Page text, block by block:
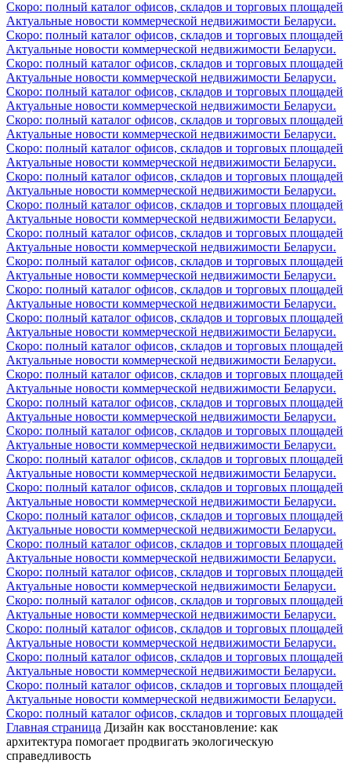
Скоро: полный каталог офисов, складов и торговых площадей
Актуальные новости коммерческой недвижимости Беларуси.
Скоро: полный каталог офисов, складов и торговых площадей
Актуальные новости коммерческой недвижимости Беларуси.
Скоро: полный каталог офисов, складов и торговых площадей
Актуальные новости коммерческой недвижимости Беларуси.
Скоро: полный каталог офисов, складов и торговых площадей
Актуальные новости коммерческой недвижимости Беларуси.
Скоро: полный каталог офисов, складов и торговых площадей
Актуальные новости коммерческой недвижимости Беларуси.
Скоро: полный каталог офисов, складов и торговых площадей
Актуальные новости коммерческой недвижимости Беларуси.
Скоро: полный каталог офисов, складов и торговых площадей
Актуальные новости коммерческой недвижимости Беларуси.
Скоро: полный каталог офисов, складов и торговых площадей
Актуальные новости коммерческой недвижимости Беларуси.
Скоро: полный каталог офисов, складов и торговых площадей
Актуальные новости коммерческой недвижимости Беларуси.
Скоро: полный каталог офисов, складов и торговых площадей
Актуальные новости коммерческой недвижимости Беларуси.
Скоро: полный каталог офисов, складов и торговых площадей
Актуальные новости коммерческой недвижимости Беларуси.
Скоро: полный каталог офисов, складов и торговых площадей
Актуальные новости коммерческой недвижимости Беларуси.
Скоро: полный каталог офисов, складов и торговых площадей
Актуальные новости коммерческой недвижимости Беларуси.
Скоро: полный каталог офисов, складов и торговых площадей
Актуальные новости коммерческой недвижимости Беларуси.
Скоро: полный каталог офисов, складов и торговых площадей
Актуальные новости коммерческой недвижимости Беларуси.
Скоро: полный каталог офисов, складов и торговых площадей
Актуальные новости коммерческой недвижимости Беларуси.
Скоро: полный каталог офисов, складов и торговых площадей
Актуальные новости коммерческой недвижимости Беларуси.
Скоро: полный каталог офисов, складов и торговых площадей
Актуальные новости коммерческой недвижимости Беларуси.
Скоро: полный каталог офисов, складов и торговых площадей
Актуальные новости коммерческой недвижимости Беларуси.
Скоро: полный каталог офисов, складов и торговых площадей
Актуальные новости коммерческой недвижимости Беларуси.
Скоро: полный каталог офисов, складов и торговых площадей
Актуальные новости коммерческой недвижимости Беларуси.
Скоро: полный каталог офисов, складов и торговых площадей
Актуальные новости коммерческой недвижимости Беларуси.
Скоро: полный каталог офисов, складов и торговых площадей
Актуальные новости коммерческой недвижимости Беларуси.
Скоро: полный каталог офисов, складов и торговых площадей
Актуальные новости коммерческой недвижимости Беларуси.
Скоро: полный каталог офисов, складов и торговых площадей
Актуальные новости коммерческой недвижимости Беларуси.
Скоро: полный каталог офисов, складов и торговых площадей
Главная страница Дизайн как восстановление: как
архитектура помогает продвигать экологическую
справедливость